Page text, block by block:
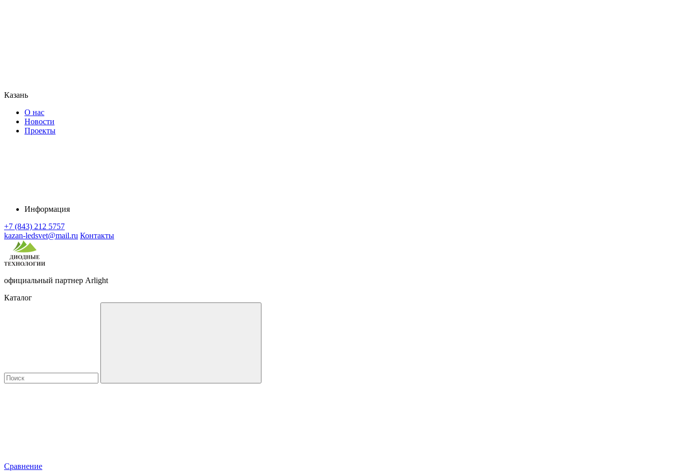
Казань
О нас
Новости
Проекты
Информация
+7 (843) 212 5757
kazan-ledsvet@mail.ru Контакты
официальный партнер Arlight
Каталог
Сравнение